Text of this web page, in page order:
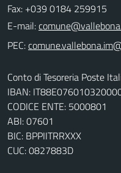
Fax: +039 0184 259915
E-mail:
PEC:
Conto di Tesoreria Poste
IBAN:
CODICE ENTE: 5000801
ABI: 07601
BIC: BPPIITRRXXX
CUC: 0827883D